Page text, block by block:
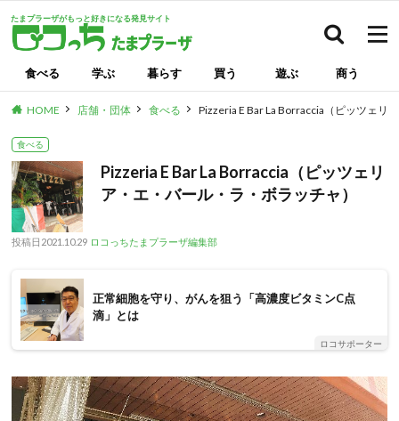
たまプラーザがもっと好きになる発見サイト
食べる 学ぶ 暮らす 買う 遊ぶ 商う
HOME 店舗・団体 食べる Pizzeria E Bar La Borraccia（ピッツェリ
食べる
Pizzeria E Bar La Borraccia（ピッツェリ
ア・エ・バール・ラ・ボラッチャ）
投稿日 2021.10.29 ロコっちたまプラーザ編集部
正常細胞を守り、がんを狙う「高濃度ビタミンC点
滴」とは
ロコサポーター